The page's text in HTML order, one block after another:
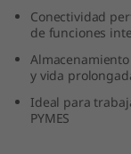
Conectividad
de funciones
y vida
Ideal para
PYMES